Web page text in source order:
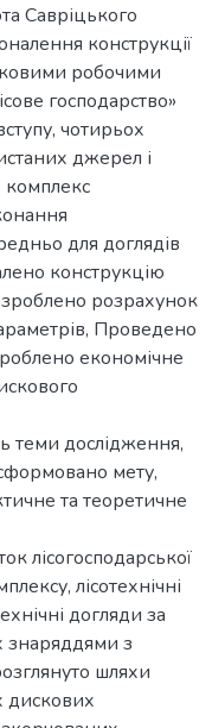
Савріцького
конструкції
робочими
господарство»
чотирьох
джерел і
комплекс
для доглядів
конструкцію
зроблено розрахунок
Проведено
економічне
теми дослідження,
мету,
та теоретичне
лісогосподарської
лісотехнічні
догляди за
знаряддями з
шляхи
дискових